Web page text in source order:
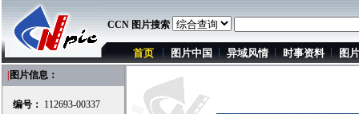
CCN 图片搜索
首页 图片中国 异域风情 时事资料 图
图片信息：
编号： 112693-00337